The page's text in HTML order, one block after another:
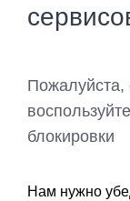
Пожалуйста,
блокировки
Нам нужно